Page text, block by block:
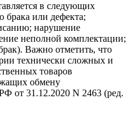
в следующих
брака или дефекта;
нарушение
неполной комплектации;
Важно отметить, что
технически сложных и
товаров
обмену
от 31.12.2020 N 2463 (ред.